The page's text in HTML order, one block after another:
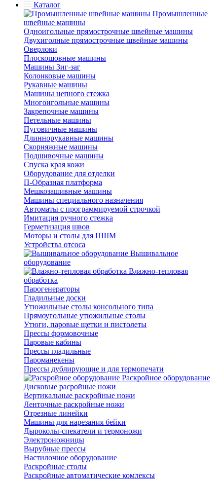
Каталог
Промышленные
швейные машины
Одноигольные прямострочные швейные машины
Двухиголные прямострочные швейные машины
Оверлоки
Плоскошовные машины
Машины Зиг-заг
Колонковые машины
Рукавные машины
Машины цепного стежка
Многоигольные машины
Закрепочные машины
Петельные машины
Пуговичные машины
Длиннорукавные машины
Скорняжные машины
Подшивочные машины
Спуска края кожи
Оборудование для отделки
П-Образная платформа
Мешкозашивные машины
Машины специального назначения
Автоматы с программируемой строчкой
Имитация ручного стежка
Герметизация швов
Моторы и столы для ПШМ
Устройства отсоса
Вышивальное
оборудование
Влажно-тепловая
обработка
Парогенераторы
Гладильные доски
Утюжильные столы консольного типа
Прямоугольные утюжильные столы
Утюги, паровые щетки и пистолеты
Прессы формовочные
Паровые кабины
Прессы гладильные
Пароманекены
Прессы дублирующие и для термопечати
Раскройное оборудование
Дисковые расройные ножи
Вертикальные раскройные ножи
Ленточные раскройные ножи
Отрезные линейки
Машины для нарезания бейки
Дыроколы-спекатели и термоножи
Электроножницы
Вырубные прессы
Настилочное оборудование
Раскройные столы
Раскройные автоматические комлексы